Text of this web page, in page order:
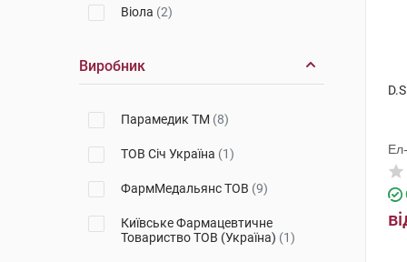
Віола (2)
Виробник
Парамедик ТМ (8)
ТОВ Січ Україна (1)
ФармМедальянс ТОВ (9)
Київське Фармацевтичне
Товариство ТОВ (Україна) (1)